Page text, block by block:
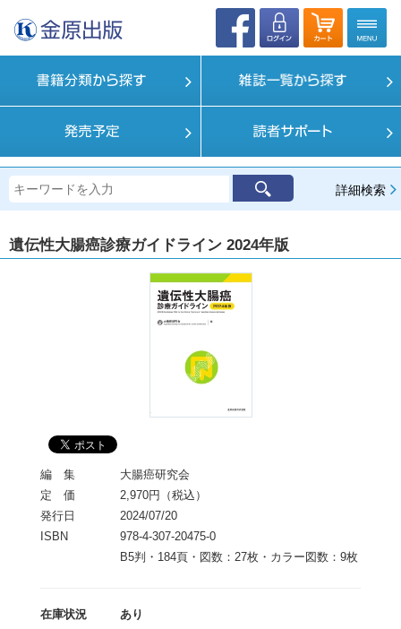
詳細検索
遺伝性大腸癌診療ガイドライン 2024年版
編 集
大腸癌研究会
定 価
2,970円（税込）
発行日
2024/07/20
ISBN
978-4-307-20475-0
B5判・184頁・図数：27枚・カラー図数：9枚
在庫状況 あり